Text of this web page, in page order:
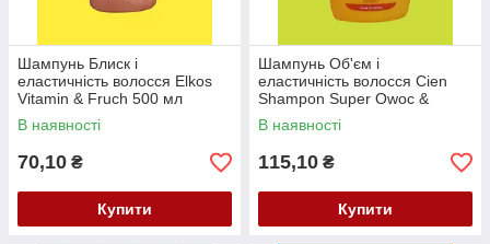
Шампунь Блиск і
еластичність волосся Elkos
Vitamin & Fruch 500 мл
В наявності
70,10 ₴
Купити
Шампунь Об'єм і
еластичність волосся Cien
Shampon Super Owoc &
Vitaminy 500 мл
В наявності
115,10 ₴
Купити